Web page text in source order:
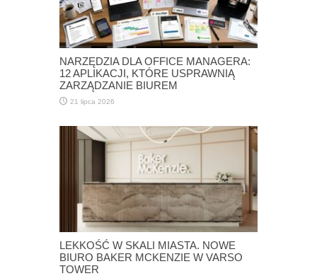
NARZĘDZIA DLA OFFICE MANAGERA:
12 APLIKACJI, KTÓRE USPRAWNIĄ
ZARZĄDZANIE BIUREM
21 lipca 2026
LEKKOŚĆ W SKALI MIASTA. NOWE
BIURO BAKER MCKENZIE W VARSO
TOWER